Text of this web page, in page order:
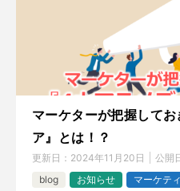
マーケターが把握して
ア』とは！？
更新日： 2024年11月20日 公開
blog
お知らせ マーケテ